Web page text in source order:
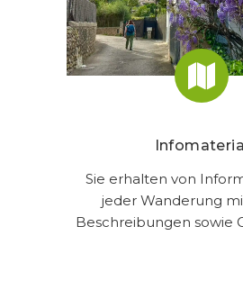
Infomaterial
Sie erhalten von
jeder Wanderung
Beschreibungen sowie